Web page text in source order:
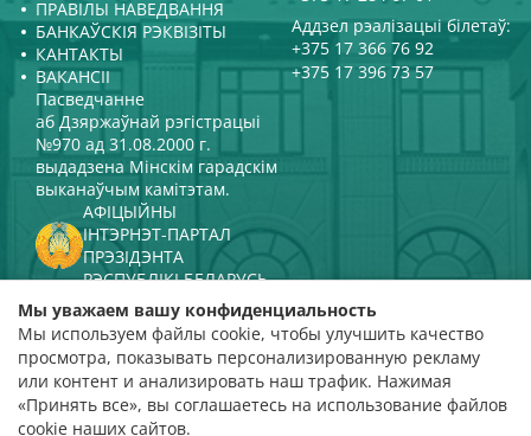
ПРАВІЛЫ НАВЕДВАННЯ
БАНКАЎСКІЯ РЭКВІЗІТЫ
КАНТАКТЫ
ВАКАНСІІ
Аддзел рэалізацыі білетаў:
+375 17 366 76 92
+375 17 396 73 57
Пасведчанне
аб Дзяржаўнай рэгістрацыі
№970 ад 31.08.2000 г.
выдадзена Мінскім гарадскім
выканаўчым камітэтам.
АФІЦЫЙНЫ
ІНТЭРНЭТ-ПАРТАЛ
ПРЭЗІДЭНТА
РЭСПУБЛІКІ БЕЛАРУСЬ
МІНІСТЭРСТВА КУЛЬТУРЫ
РЭСПУБЛІКІ БЕЛАРУСЬ
ПАРТАЛ
РЭЙТЫНГАВАЙ АЦЭНКІ
адзнака 4,9
Мы уважаем вашу конфиденциальность
Мы используем файлы cookie, чтобы улучшить качество
просмотра, показывать персонализированную рекламу
или контент и анализировать наш трафик. Нажимая
«Принять все», вы соглашаетесь на использование файлов
cookie наших сайтов.